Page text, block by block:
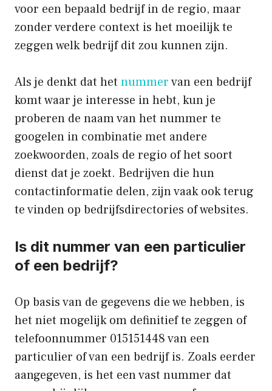
voor een bepaald bedrijf in de regio, maar
zonder verdere context is het moeilijk te
zeggen welk bedrijf dit zou kunnen zijn.
Als je denkt dat het nummervan een bedrijf
komt waar je interesse in hebt, kun je
proberen de naam van het nummer te
googelen in combinatie met andere
zoekwoorden, zoals de regio of het soort
dienst dat je zoekt. Bedrijven die hun
contactinformatie delen, zijn vaak ook terug
te vinden op bedrijfsdirectories of websites.
Is dit nummer van een particulier
of een bedrijf?
Op basis van de gegevens die we hebben, is
het niet mogelijk om definitief te zeggen of
telefoonnummer 015151448 van een
particulier of van een bedrijf is. Zoals eerder
aangegeven, is het een vast nummer dat